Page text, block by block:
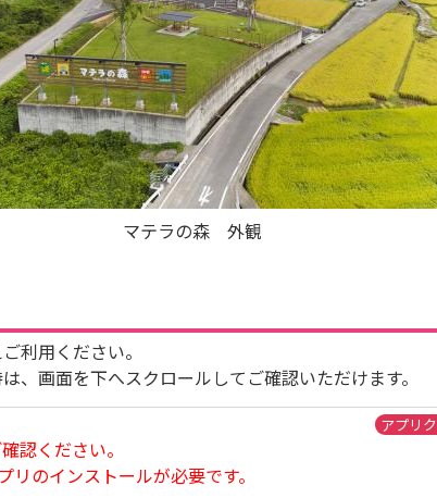
マテラの森 外観
利用ください。
、画面を下へスクロールしてご確認いただけます。
アプリ
認ください。
リのインストールが必要です。